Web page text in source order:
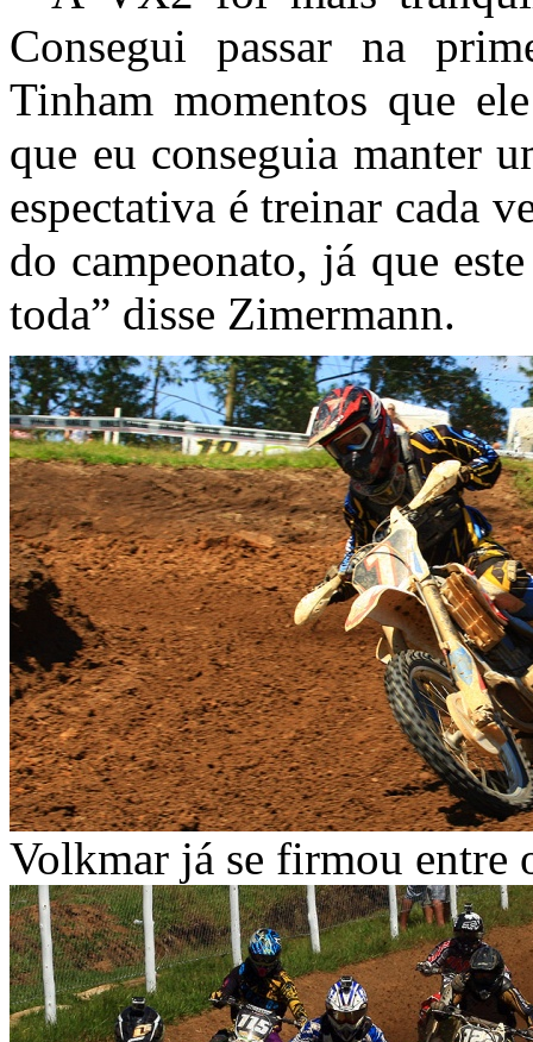
Consegui passar na
Tinham momentos que
que eu conseguia manter
espectativa é treinar cada
do campeonato, já que
toda” disse Zimermann.
Volkmar já se firmou entre